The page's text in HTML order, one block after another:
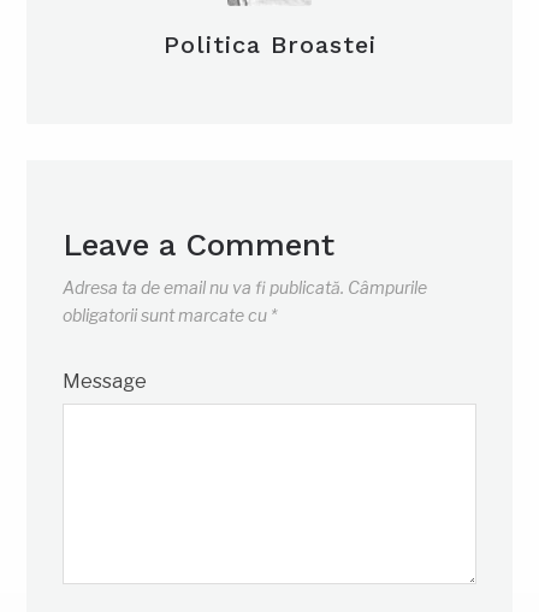
Politica Broastei
Leave a Comment
Adresa ta de email nu va fi publicată. Câmpurile
obligatorii sunt marcate cu *
Message